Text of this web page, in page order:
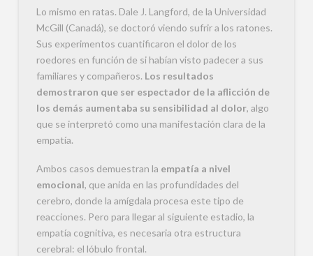
Lo mismo en ratas. Dale J. Langford, de la Universidad
McGill (Canadá), se doctoró viendo sufrir a los ratones.
Sus experimentos cuantificaron el dolor de los
roedores en función de si habían visto padecer a sus
familiares y compañeros. Los resultados
demostraron que ser espectador de la aflicción de
los demás aumentaba su sensibilidad al dolor, algo
que se interpretó como una manifestación clara de la
empatía.
Ambos casos demuestran la empatía a nivel
emocional, que anida en las profundidades del
cerebro, donde la amígdala procesa este tipo de
reacciones. Pero para llegar al siguiente estadio, la
empatía cognitiva, es necesaria otra estructura
cerebral: el lóbulo frontal.